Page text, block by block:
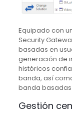
Equipado con
Security
basadas en
generación de
históricos
banda, así
banda
Gestión